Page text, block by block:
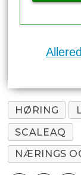
HØRING
SCALEAQ
NÆRINGS